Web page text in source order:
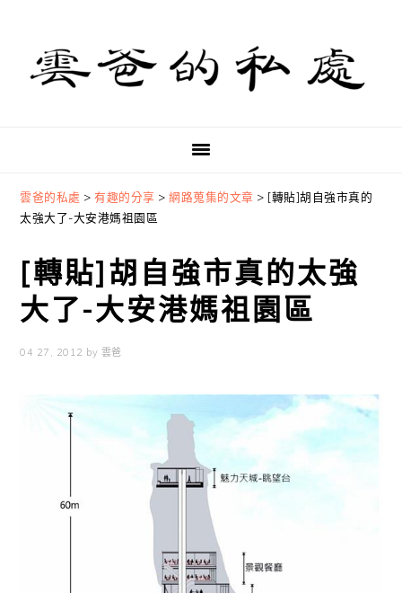
primary
navigation
content
primary
sidebar
雲爸的私處 >有趣的分享 >網路蒐集的文章 > [轉貼]胡自強市真的
太強大了-大安港媽祖園區
[轉貼]胡自強市真的太強
大了-大安港媽祖園區
04 27, 2012 by 雲爸